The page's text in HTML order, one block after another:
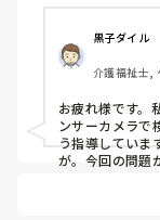
ました。
策を徹底しなけ
黒子ダイル
介護福祉士,
お疲れ様です。
ンサーカメラで
う指導していま
が。今回の問題
のは事実かも